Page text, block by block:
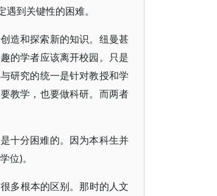
到关键性的困难。
造和探索新的知识。纽曼甚
的学者应该离开校园。只是
研究的统一是针对教授和学
教学，也要做科研。而两者
十分困难的。因为本科生并
位)。
多根本的区别。那时的人文